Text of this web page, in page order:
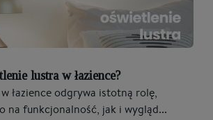
lustra w łazience?
łazience odgrywa istotną rolę,
na funkcjonalność, jak i wygląd...